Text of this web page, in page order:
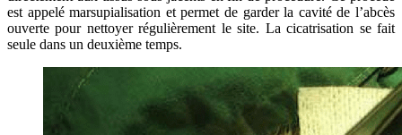
est appelé marsupialisation et permet de garder la cavité de l’abcès
ouverte pour nettoyer régulièrement le site. La cicatrisation se fait
seule dans un deuxième temps.